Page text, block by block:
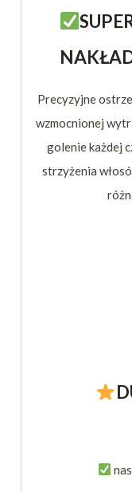
Precyzyjne
wzmocnionej
golenie każdej
strzyżenia